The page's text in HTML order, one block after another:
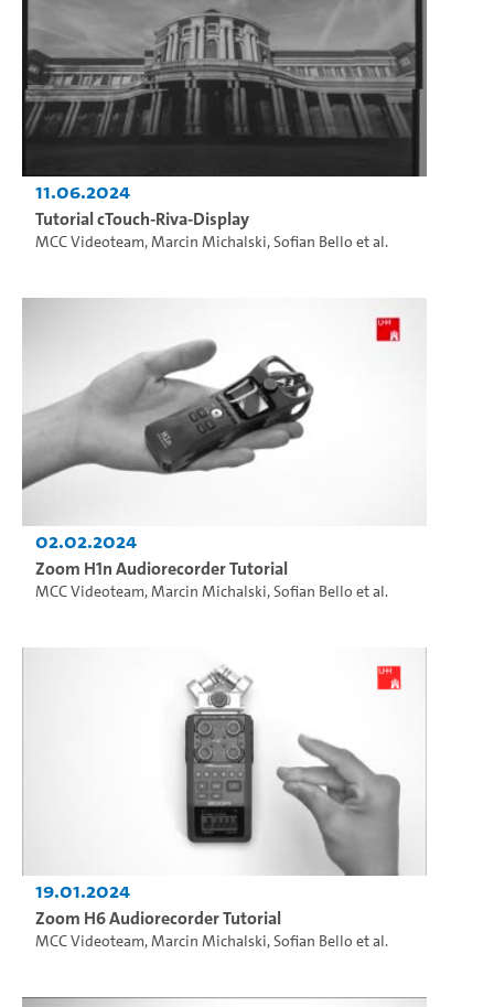
11.06.2024
Tutorial cTouch-Riva-Display
MCC Videoteam,Marcin Michalski,Sofian Bello et al.
02.02.2024
Zoom H1n Audiorecorder Tutorial
MCC Videoteam,Marcin Michalski,Sofian Bello et al.
19.01.2024
Zoom H6 Audiorecorder Tutorial
MCC Videoteam,Marcin Michalski,Sofian Bello et al.